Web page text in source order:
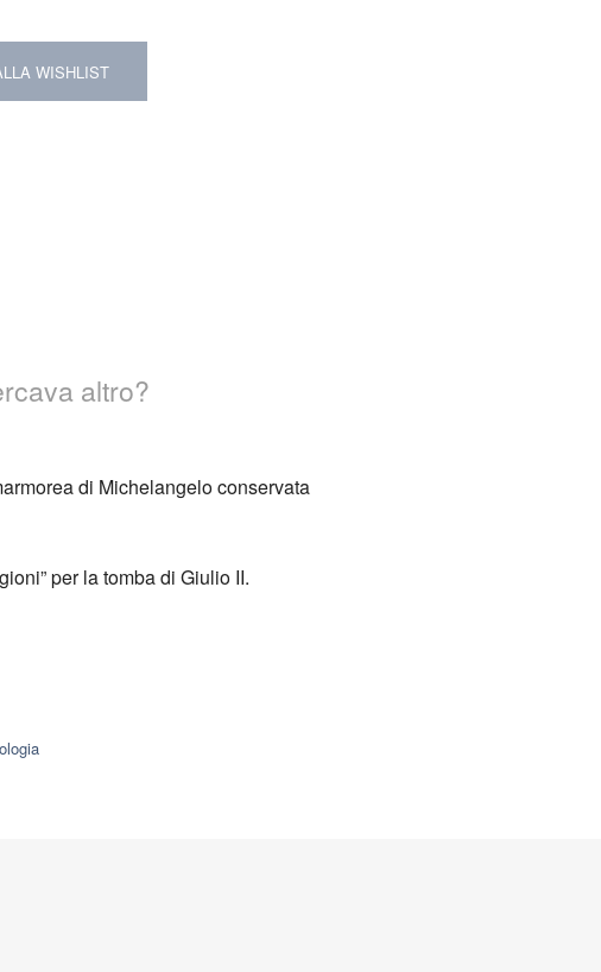
WISHLIST
altro?
di Michelangelo conservata
per la tomba di Giulio II.